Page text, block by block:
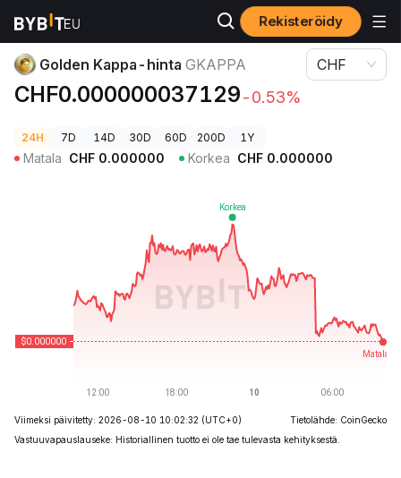
Rekisteröidy
Kryptohinnat Golden Kappa-hinta GKAPPA
Golden Kappa-hinta GKAPPA
CHF0.000000037129-0.53%
CHF
24H 7D 14D 30D 60D 200D 1Y
Matala CHF 0.000000 Korkea CHF 0.000000
Viimeksi päivitetty: 2026-08-10 10:02:32 (UTC+0)
Tietolähde: CoinGecko
Vastuuvapauslauseke: Historiallinen tuotto ei ole tae tulevasta kehityksestä.